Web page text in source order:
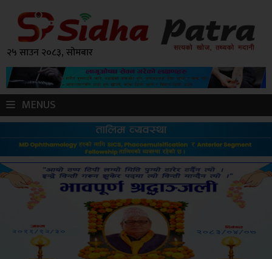
२५ साउन २०८३, सोमबार
MENUS